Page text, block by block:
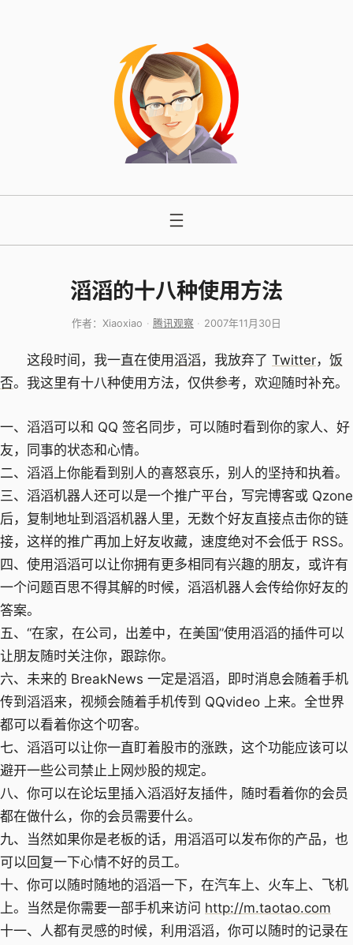
滔滔的十八种使用方法
作者： Xiaoxiao 腾讯观察 2007年11月30日
这段时间，我一直在使用滔滔 ，我放弃了 Twitter， 饭
否。我这里有十八种使用方法，仅供参考，欢迎随时补充。
一、滔滔可以和 QQ 签名同步，可以随时看到你的家人、好
友，同事的状态和心情。
二、滔滔上你能看到别人的喜怒哀乐，别人的坚持和执着。
三、滔滔机器人还可以是一个推广平台，写完博客或 Qzone
后，复制地址到滔滔机器人里，无数个好友直接点击你的链
接，这样的推广再加上好友收藏，速度绝对不会低于 RSS。
四、使用滔滔可以让你拥有更多相同有兴趣的朋友，或许有
一个问题百思不得其解的时候，滔滔机器人会传给你好友的
答案。
五、“在家，在公司，出差中，在美国”使用滔滔的插件可以
让朋友随时关注你，跟踪你。
六、未来的 BreakNews 一定是滔滔，即时消息会随着手机
传到滔滔来，视频会随着手机传到 QQvideo 上来。全世界
都可以看着你这个叨客。
七、滔滔可以让你一直盯着股市的涨跌，这个功能应该可以
避开一些公司禁止上网炒股的规定。
八、你可以在论坛里插入滔滔好友插件，随时看着你的会员
都在做什么，你的会员需要什么。
九、当然如果你是老板的话，用滔滔可以发布你的产品，也
可以回复一下心情不好的员工。
十、你可以随时随地的滔滔一下，在汽车上、火车上、飞机
上。当然是你需要一部手机来访问 http://m.taotao.com
十一、人都有灵感的时候，利用滔滔，你可以随时的记录在